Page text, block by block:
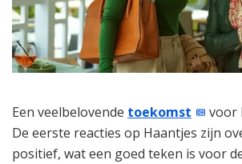
Een veelbelovende toekomst
voor
De eerste reacties op Haantjes zijn
positief, wat een goed teken is voor